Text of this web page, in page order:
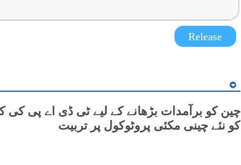
Release
چین کو برآمدات بڑھانے کے لیے ٹی ڈی اے پی کی
کو نئے چینی مکئی پروٹوکول پر تربیت